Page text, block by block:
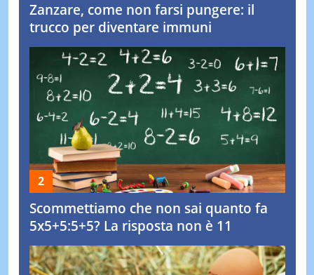
Zanzare, come non farsi pungere: il
trucco per diventare immuni
Scommettiamo che non sai quanto fa
5x5+5:5+5? La risposta non è 11